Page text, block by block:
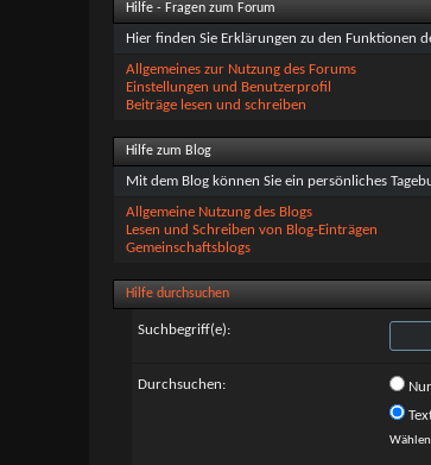
Hilfe - Fragen zum Forum
Hier finden Sie Erklärungen zu den Funktionen
Allgemeines zur Nutzung des Forums
Einstellungen und Benutzerprofil
Beiträge lesen und schreiben
Hilfe zum Blog
Mit dem Blog können Sie ein persönliches
Allgemeine Nutzung des Blogs
Lesen und Schreiben von Blog-Einträgen
Gemeinschaftsblogs
Hilfe durchsuchen
Suchbegriff(e):
Durchsuchen: